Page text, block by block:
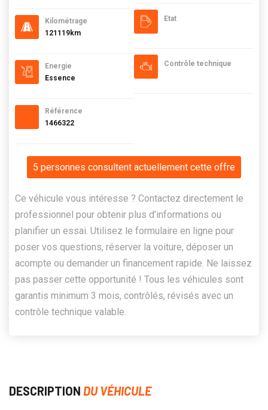
Kilométrage
121119km
Energie
Essence
Référence
1466322
Etat
Contrôle technique
5 personnes consultent actuellement cette offre
Ce véhicule vous intéresse ? Contactez directement le
professionnel pour obtenir plus d’informations ou
planifier un essai. Utilisez le formulaire en ligne pour
poser vos questions, réserver la voiture, déposer un
acompte ou demander un financement rapide. Ne laissez
pas passer cette opportunité ! Tous les véhicules sont
garantis minimum 3 mois, contrôlés, révisés avec un
contrôle technique valable.
DESCRIPTION DU VÉHICULE